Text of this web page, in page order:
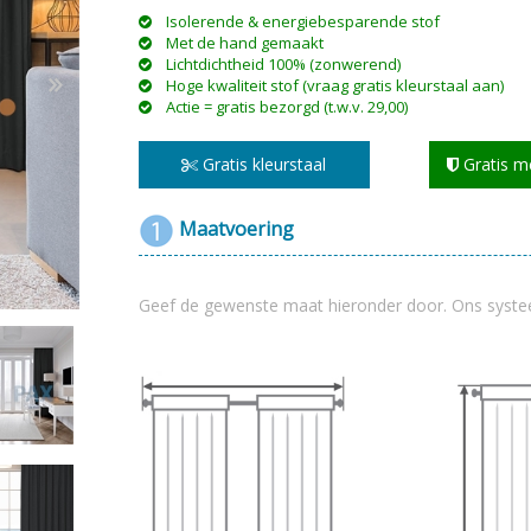
Linnen gordijnen
& plisses Elektrische rolgordijnen
Isolerende & energiebesparende stof
Met de hand gemaakt
Lichtdichtheid 100% (zonwerend)
Hoge kwaliteit stof (vraag gratis kleurstaal aan)
Actie = gratis bezorgd (t.w.v. 29,00)
Gratis kleurstaal Gratis
Maatvoering
Geef de gewenste maat hieronder door. Ons